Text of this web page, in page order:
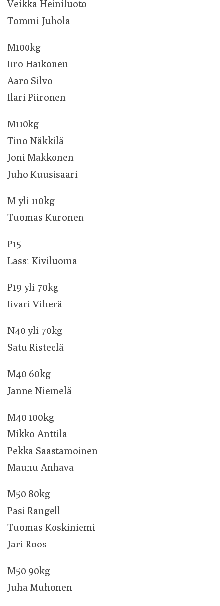
Veikka Heiniluoto
Tommi Juhola
M100kg
Iiro Haikonen
Aaro Silvo
Ilari Piironen
M110kg
Tino Näkkilä
Joni Makkonen
Juho Kuusisaari
M yli 110kg
Tuomas Kuronen
P15
Lassi Kiviluoma
P19 yli 70kg
Iivari Viherä
N40 yli 70kg
Satu Risteelä
M40 60kg
Janne Niemelä
M40 100kg
Mikko Anttila
Pekka Saastamoinen
Maunu Anhava
M50 80kg
Pasi Rangell
Tuomas Koskiniemi
Jari Roos
M50 90kg
Juha Muhonen